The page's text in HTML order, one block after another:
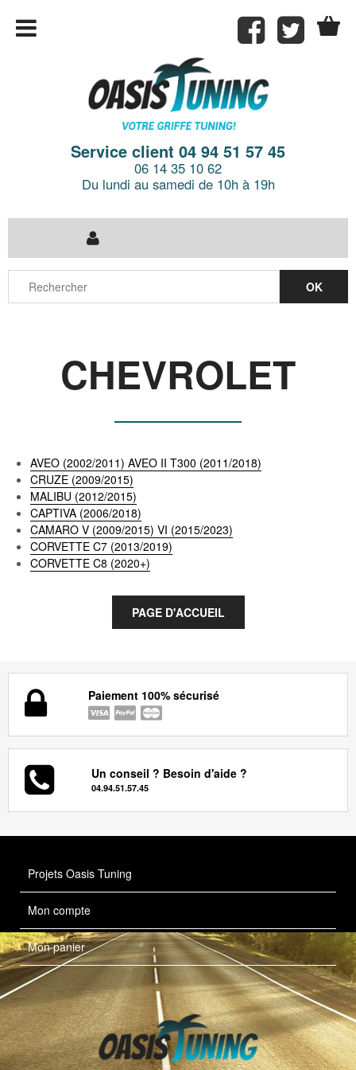
Service client 04 94 51 57 45
06 14 35 10 62
Du lundi au samedi de 10h à 19h
CHEVROLET
AVEO (2002/2011) AVEO II T300 (2011/2018)
CRUZE (2009/2015)
MALIBU (2012/2015)
CAPTIVA (2006/2018)
CAMARO V (2009/2015) VI (2015/2023)
CORVETTE C7 (2013/2019)
CORVETTE C8 (2020+)
Paiement 100% sécurisé
Un conseil ? Besoin d'aide ?
04.94.51.57.45
Projets Oasis Tuning
Mon compte
Mon panier